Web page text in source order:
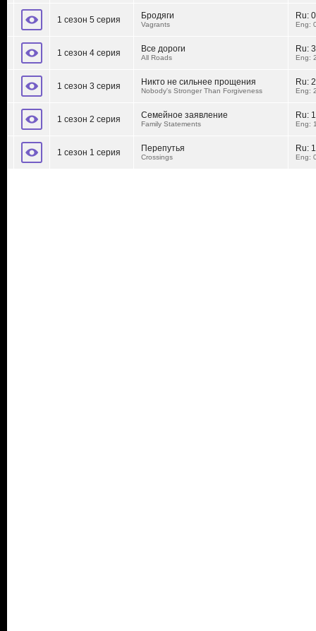
1 сезон 5 серия Бродяги
Vagrants
Ru:
Eng:
1 сезон 4 серия Все дороги
All Roads
Ru:
Eng:
1 сезон 3 серия Никто не сильнее прощения
Nobody's Stronger Than Forgiveness
Ru:
Eng:
1 сезон 2 серия Семейное заявление
Family Statements
Ru:
Eng:
1 сезон 1 серия Перепутья
Crossings
Ru:
Eng: